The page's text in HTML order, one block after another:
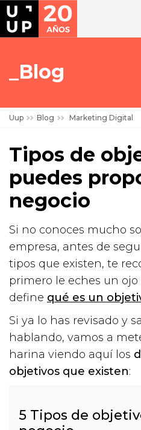
Blog
Uup Blog Marketing Digital
Tipos de
puedes
negocio
Si no conoces mucho
empresa, antes de
tipos que existen, te
primero le eches un
define qué es un
Si ya lo has revisado y
hablando, vamos a
harina viendo aquí los
objetivos que existen:
5 Tipos de